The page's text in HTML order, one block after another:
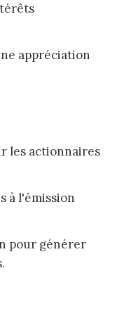
appréciation
les actionnaires
à l'émission
pour générer